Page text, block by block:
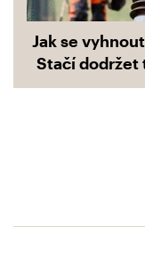
Jak se
Stačí dodržet